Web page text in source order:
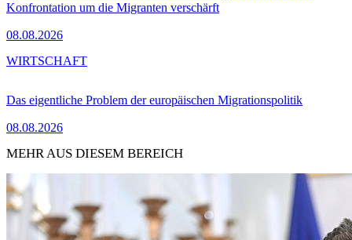
Konfrontation um die Migranten verschärft
08.08.2026
Das eigentliche Problem der europäischen Migrationspolitik
08.08.2026
WIRTSCHAFT
MEHR AUS DIESEM BEREICH